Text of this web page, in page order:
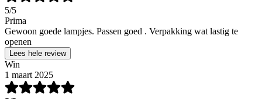
5/5
Prima
Gewoon goede lampjes. Passen goed . Verpakking wat lastig te
openen
Lees hele review
Win
1 maart 2025